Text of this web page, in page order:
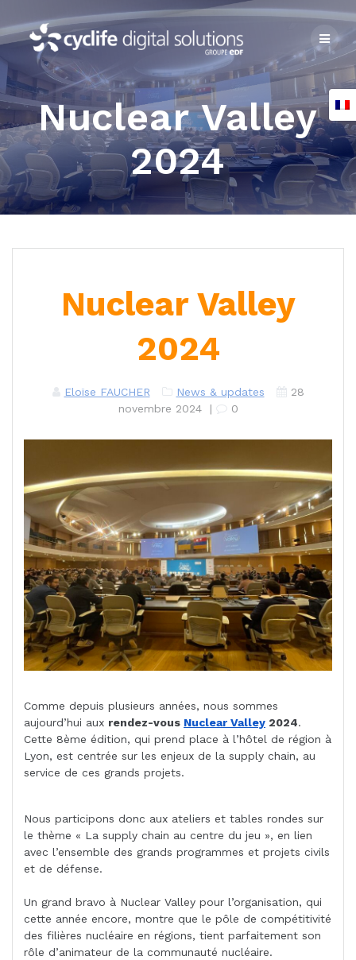
Skip
content
Nuclear Valley
2024
Nuclear Valley
2024
Eloïse FAUCHER News & updates
28
novembre 2024| 0
Comme depuis plusieurs années, nous sommes
aujourd’hui aux rendez-vous Nuclear Valley 2024.
Cette 8ème édition, qui prend place à l’hôtel de région à
Lyon, est centrée sur les enjeux de la supply chain, au
service de ces grands projets.
Nous participons donc aux ateliers et tables rondes sur
le thème « La supply chain au centre du jeu », en lien
avec l’ensemble des grands programmes et projets civils
et de défense.
Un grand bravo à Nuclear Valley pour l’organisation, qui
cette année encore, montre que le pôle de compétitivité
des filières nucléaire en régions, tient parfaitement son
rôle d’animateur de la communauté nucléaire.